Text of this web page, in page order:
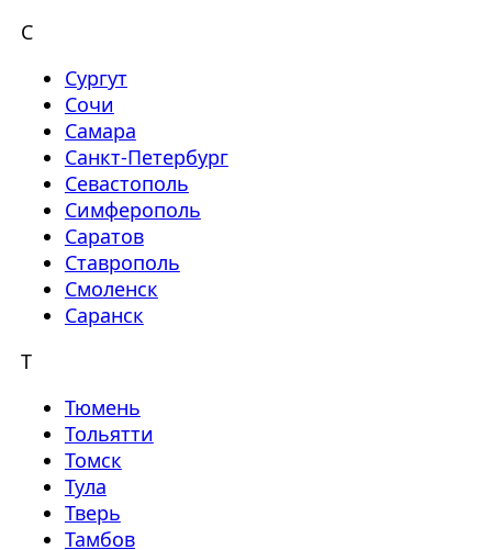
С
Сургут
Сочи
Самара
Санкт-Петербург
Севастополь
Симферополь
Саратов
Ставрополь
Смоленск
Саранск
Т
Тюмень
Тольятти
Томск
Тула
Тверь
Тамбов